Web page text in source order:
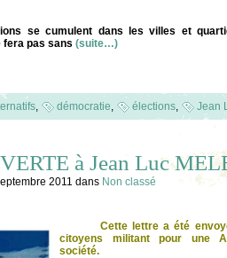
se cumulent dans les villes et
fera pas sans (suite…)
démocratie élections Jean
à Jean Luc
2011 dans Non classé
Cette lettre a été
citoyens militant pour une
société.